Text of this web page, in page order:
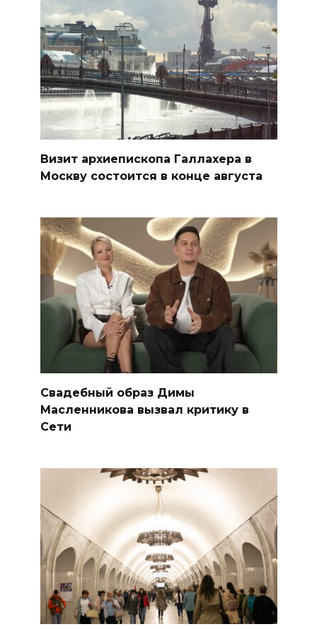
Визит архиепископа Галлахера в
Москву состоится в конце августа
Свадебный образ Димы
Масленникова вызвал критику в
Сети